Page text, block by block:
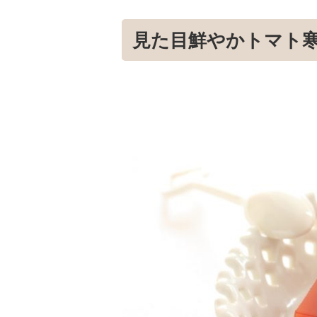
見た目鮮やかトマト